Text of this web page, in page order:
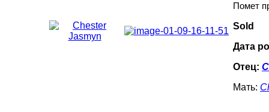
Помет
Sold
Дата
Отец:
Мать: